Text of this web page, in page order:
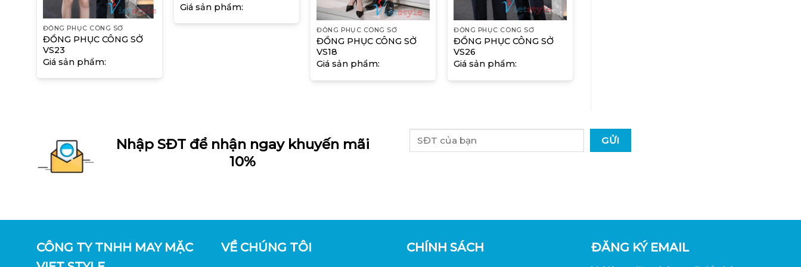
ĐỒNG PHỤC CÔNG SỞ
ĐỒNG PHỤC CÔNG SỞ
VS23
Giá sản phẩm:
Giá sản phẩm:
ĐỒNG PHỤC CÔNG SỞ
ĐỒNG PHỤC CÔNG SỞ
VS18
Giá sản phẩm:
ĐỒNG PHỤC CÔNG SỞ
ĐỒNG PHỤC CÔNG SỞ
VS26
Giá sản phẩm:
Nhập SĐT để nhận ngay khuyến mãi
10%
CÔNG TY TNHH MAY MẶC
VỀ CHÚNG TÔI CHÍNH SÁCH ĐĂNG KÝ EMAIL